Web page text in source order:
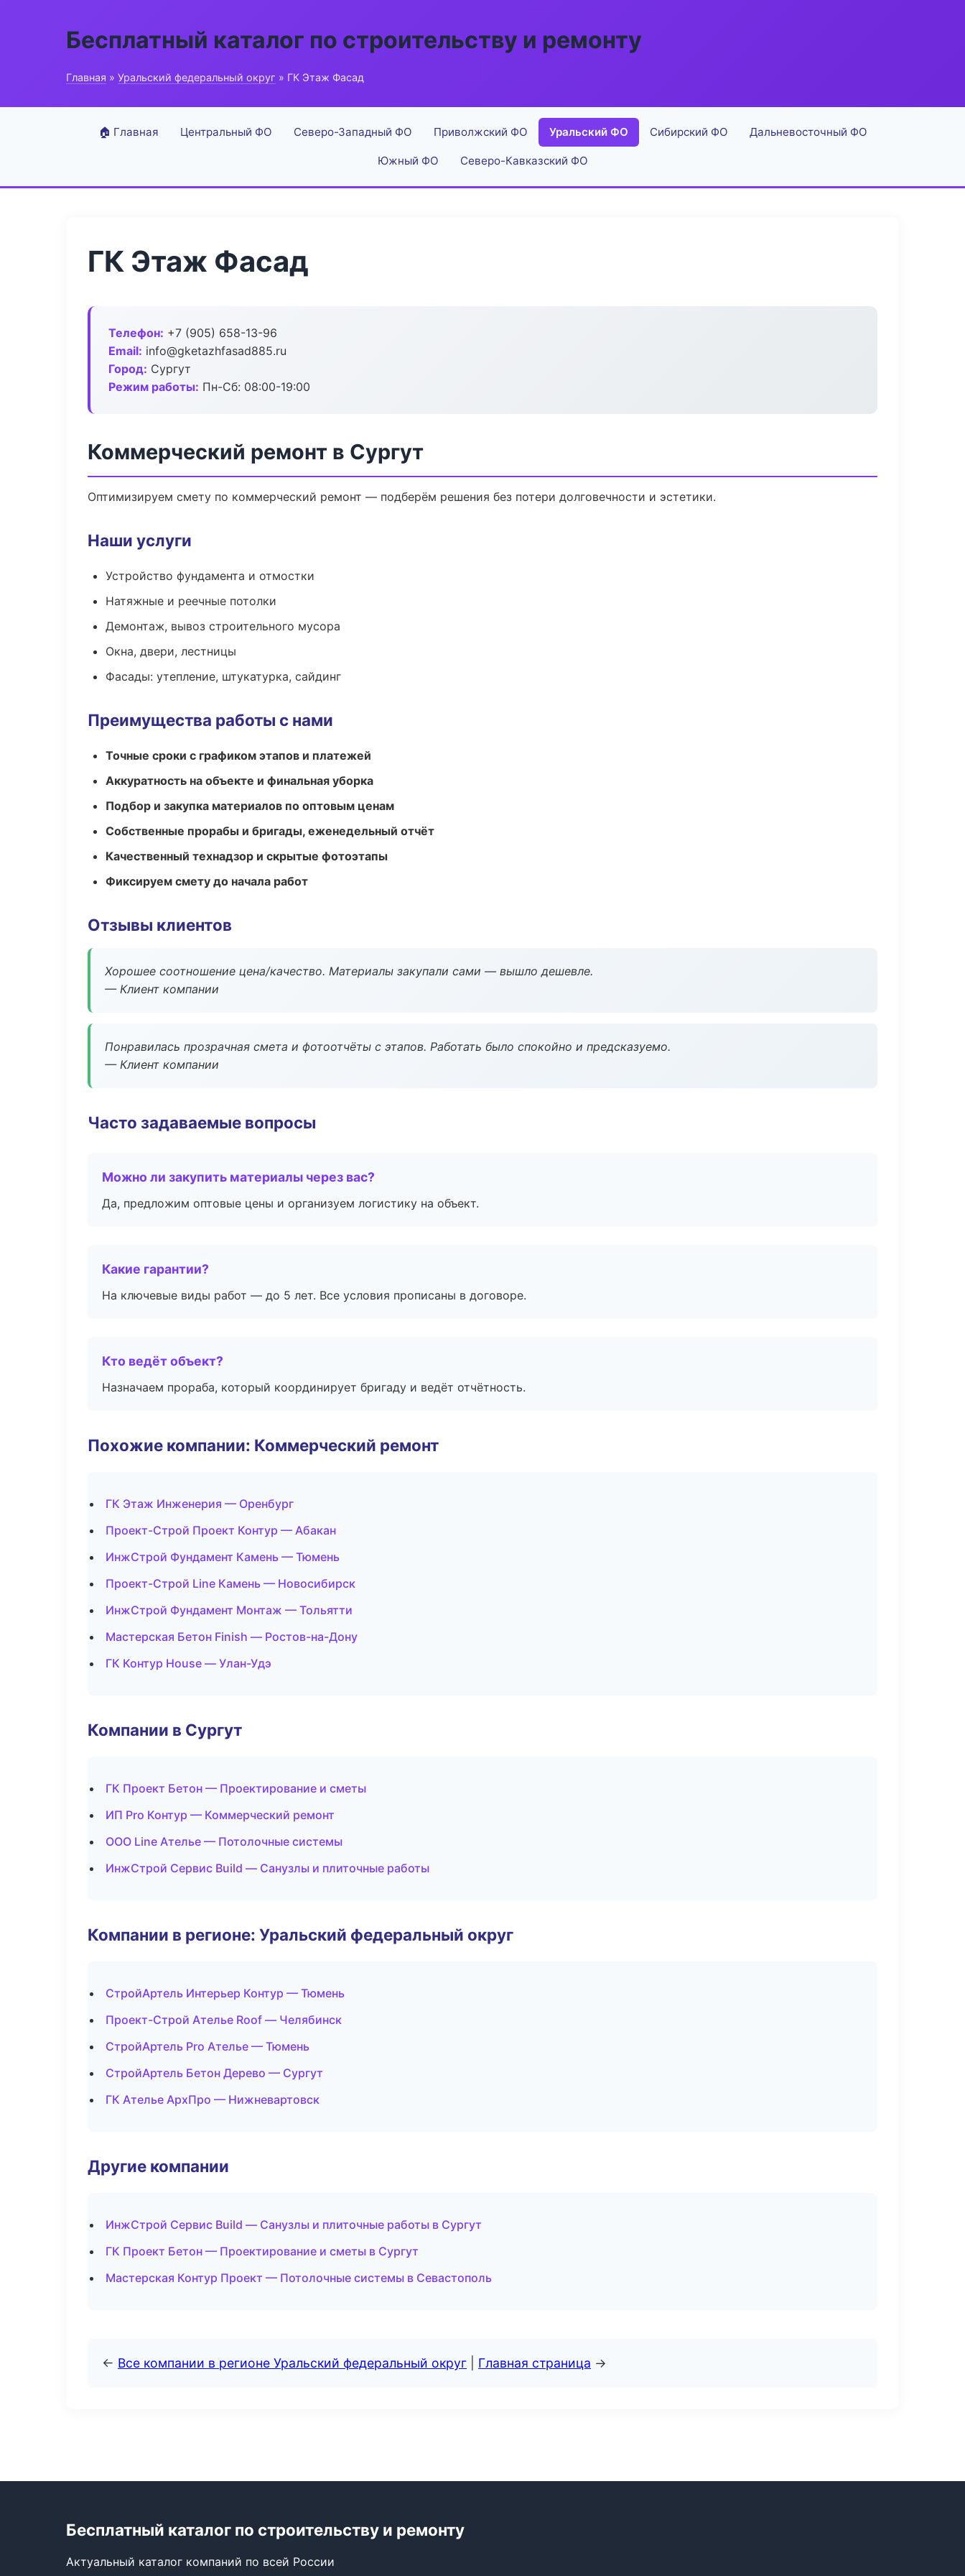
Бесплатный каталог по строительству и ремонту
Главная » Уральский федеральный округ » ГК Этаж Фасад
🏠 Главная Центральный ФО Северо-Западный ФО Приволжский ФО Уральский ФО Сибирский ФО Дальневосточный ФО
Южный ФО Северо-Кавказский ФО
ГК Этаж Фасад
Телефон: +7 (905) 658-13-96
Email: info@gketazhfasad885.ru
Город: Сургут
Режим работы: Пн-Сб: 08:00-19:00
Коммерческий ремонт в Сургут
Оптимизируем смету по коммерческий ремонт — подберём решения без потери долговечности и эстетики.
Наши услуги
Устройство фундамента и отмостки
Натяжные и реечные потолки
Демонтаж, вывоз строительного мусора
Окна, двери, лестницы
Фасады: утепление, штукатурка, сайдинг
Преимущества работы с нами
Точные сроки с графиком этапов и платежей
Аккуратность на объекте и финальная уборка
Подбор и закупка материалов по оптовым ценам
Собственные прорабы и бригады, еженедельный отчёт
Качественный технадзор и скрытые фотоэтапы
Фиксируем смету до начала работ
Отзывы клиентов
Хорошее соотношение цена/качество. Материалы закупали сами — вышло дешевле.
— Клиент компании
Понравилась прозрачная смета и фотоотчёты с этапов. Работать было спокойно и предсказуемо.
— Клиент компании
Часто задаваемые вопросы
Можно ли закупить материалы через вас?
Да, предложим оптовые цены и организуем логистику на объект.
Какие гарантии?
На ключевые виды работ — до 5 лет. Все условия прописаны в договоре.
Кто ведёт объект?
Назначаем прораба, который координирует бригаду и ведёт отчётность.
Похожие компании: Коммерческий ремонт
ГК Этаж Инженерия — Оренбург
Проект-Строй Проект Контур — Абакан
ИнжСтрой Фундамент Камень — Тюмень
Проект-Строй Line Камень — Новосибирск
ИнжСтрой Фундамент Монтаж — Тольятти
Мастерская Бетон Finish — Ростов-на-Дону
ГК Контур House — Улан-Удэ
Компании в Сургут
ГК Проект Бетон — Проектирование и сметы
ИП Pro Контур — Коммерческий ремонт
ООО Line Ателье — Потолочные системы
ИнжСтрой Сервис Build — Санузлы и плиточные работы
Компании в регионе: Уральский федеральный округ
СтройАртель Интерьер Контур — Тюмень
Проект-Строй Ателье Roof — Челябинск
СтройАртель Pro Ателье — Тюмень
СтройАртель Бетон Дерево — Сургут
ГК Ателье АрхПро — Нижневартовск
Другие компании
ИнжСтрой Сервис Build — Санузлы и плиточные работы в Сургут
ГК Проект Бетон — Проектирование и сметы в Сургут
Мастерская Контур Проект — Потолочные системы в Севастополь
← Все компании в регионе Уральский федеральный округ Главная страница →
Бесплатный каталог по строительству и ремонту
Актуальный каталог компаний по всей России